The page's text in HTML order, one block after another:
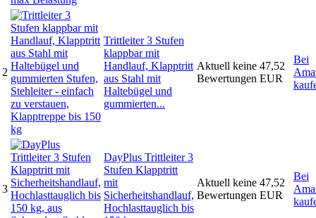
2
Trittleiter 3 Stufen
klappbar mit
Handlauf, Klapptritt
aus Stahl mit
Haltebügel und
gummierten...
Aktuell keine
Bewertungen
47,52
EUR
Bei
3
DayPlus Trittleiter 3
Stufen Klapptritt
mit
Sicherheitshandlauf,
Hochlasttauglich bis
Aktuell keine
Bewertungen
47,52
EUR
Bei